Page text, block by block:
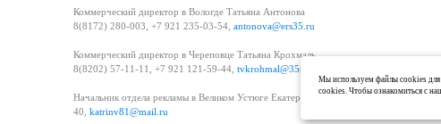
Коммерческий директор в Вологде Татьяна Антонова
8(8172) 280-003, +7 921 235-03-54, antonova@ers35.ru
Коммерческий директор в Череповце Татьяна Крохмаль
8(8202) 57-11-11, +7 921 121-59-44, tvkrohmal@35media.ru
Начальник отдела рекламы в Великом Устюге Екатерина Вьюжанина 8(81738) 2-
40, katrinv81@mail.ru
Мы используем файлы cookies для
cookies. Чтобы ознакомиться с